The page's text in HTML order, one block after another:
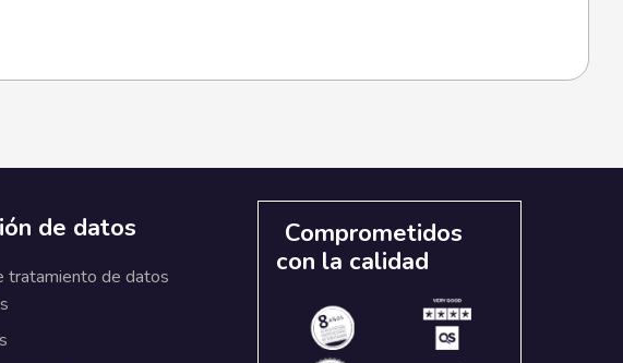
de datos
tratamiento de datos
Comprometidos
con la calidad